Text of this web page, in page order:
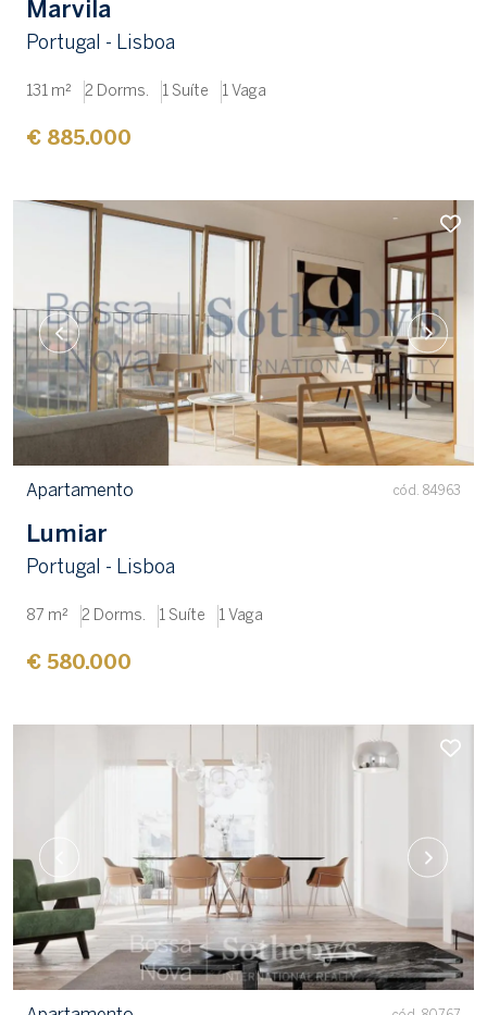
Marvila
Portugal - Lisboa
131 m² 2 Dorms. 1 Suíte 1 Vaga
€ 885.000
Apartamento cód. 84963
Lumiar
Portugal - Lisboa
87 m² 2 Dorms. 1 Suíte 1 Vaga
€ 580.000